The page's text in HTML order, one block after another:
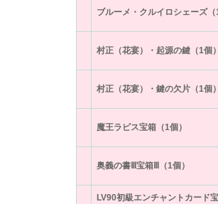
ブルーメ・クルイロシェーズ（
村正（花宴）・起源の鍵（1個）
村正（花宴）・鍵の欠片（1個）
魔王ラピス宝箱（1個）
奥義の書Ⅲ宝箱Ⅲ（1個）
LV90初級エンチャントカード